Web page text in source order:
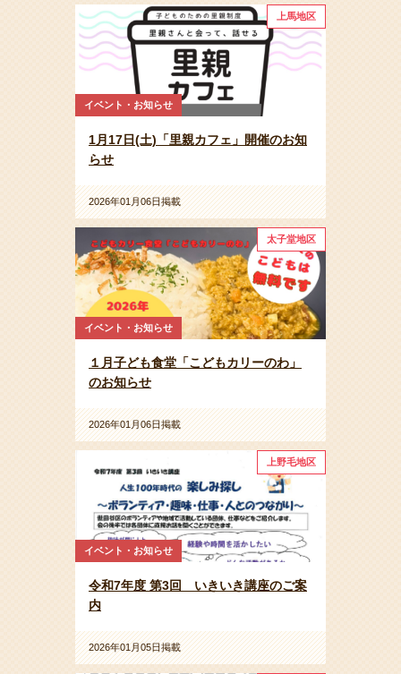
上馬地区
イベント・お知らせ
1月17日(土)「里親カフェ」開催のお知
らせ
2026年01月06日掲載
太子堂地区
イベント・お知らせ
１月子ども食堂「こどもカリーのわ」
のお知らせ
2026年01月06日掲載
上野毛地区
イベント・お知らせ
令和7年度 第3回 いきいき講座のご案
内
2026年01月05日掲載